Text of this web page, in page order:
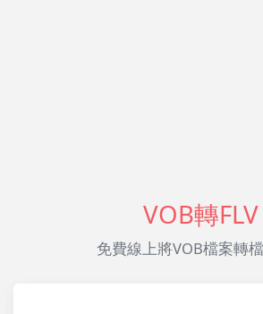
VOB轉FLV
免費線上將VOB檔案轉